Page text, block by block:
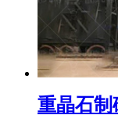
重晶石制